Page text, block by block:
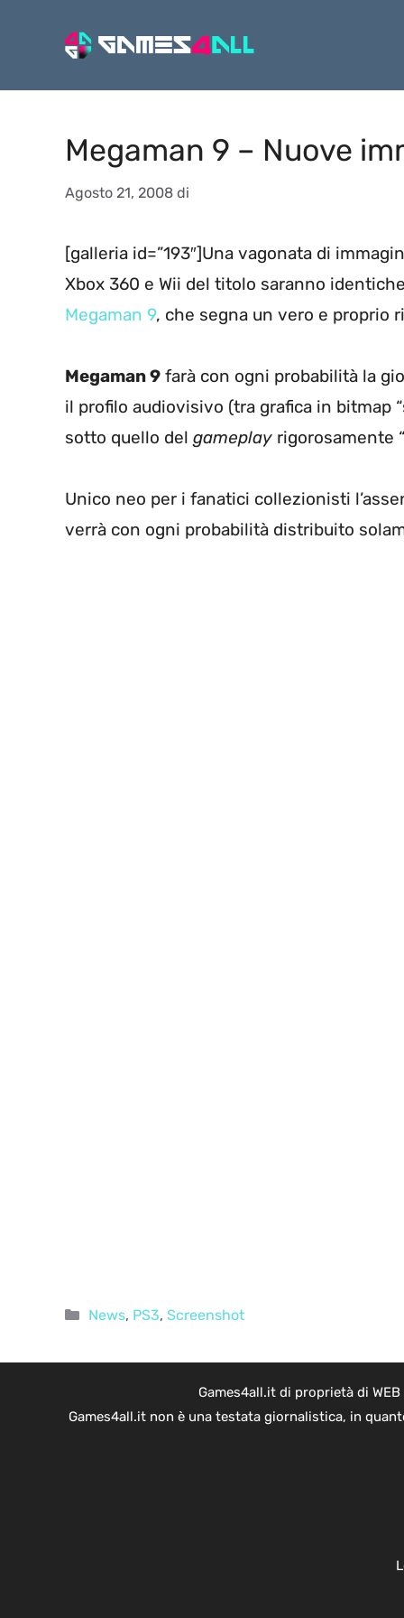
Megaman 9 – Nuove
Agosto 21, 2008 di
[galleria id=”193″]Una vagonata di
Xbox 360 e Wii del titolo saranno
Megaman 9, che segna un vero e proprio
Megaman 9 farà con ogni probabilità la
il profilo audiovisivo (tra grafica in bitmap
sotto quello del gameplay rigorosamente
Unico neo per i fanatici collezionisti
verrà con ogni probabilità distribuito
Categorie
News, PS3, Screenshot
Games4all.it di proprietà di
Games4all.it non è una testata giornalistica, in